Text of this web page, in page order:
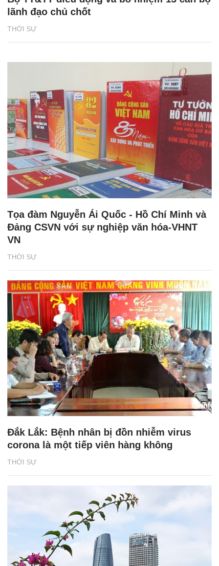
THỜI SỰ
lãnh đạo chủ chốt
THỜI SỰ
Tọa đàm Nguyễn Ái Quốc - Hồ Chí Minh và
Đảng CSVN với sự nghiệp văn hóa-VHNT
VN
THỜI SỰ
Đắk Lắk: Bệnh nhân bị đồn nhiễm virus
corona là một tiếp viên hàng không